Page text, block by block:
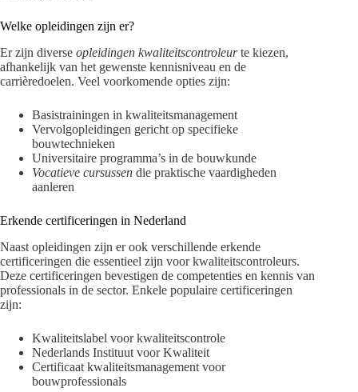
Welke opleidingen zijn er?
Er zijn diverse opleidingen kwaliteitscontroleurte kiezen,
afhankelijk van het gewenste kennisniveau en de
carrièredoelen. Veel voorkomende opties zijn:
Basistrainingen in kwaliteitsmanagement
Vervolgopleidingen gericht op specifieke
bouwtechnieken
Universitaire programma’s in de bouwkunde
Vocatieve cursussen die praktische vaardigheden
aanleren
Erkende certificeringen in Nederland
Naast opleidingen zijn er ook verschillende erkende
certificeringen die essentieel zijn voor kwaliteitscontroleurs.
Deze certificeringen bevestigen de competenties en kennis van
professionals in de sector. Enkele populaire certificeringen
zijn:
Kwaliteitslabel voor kwaliteitscontrole
Nederlands Instituut voor Kwaliteit
Certificaat kwaliteitsmanagement voor
bouwprofessionals